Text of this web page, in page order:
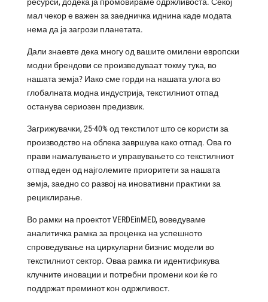
ресурси, додека ја промовираме одржливоста. Секој
мал чекор е важен за заедничка иднина каде модата
нема да ја загрози планетата.
Дали знаевте дека многу од вашите омилени европски
модни брендови се произведуваат токму тука, во
нашата земја? Иако сме горди на нашата улога во
глобалната модна индустрија, текстилниот отпад
останува сериозен предизвик.
Загрижувачки, 25-40% од текстилот што се користи за
производство на облека завршува како отпад. Ова го
прави намалувањето и управувањето со текстилниот
отпад еден од најголемите приоритети за нашата
земја, заедно со развој на иновативни практики за
рециклирање.
Во рамки на проектот VERDEinMED, воведуваме
аналитичка рамка за проценка на успешното
спроведување на циркуларни бизнис модели во
текстилниот сектор. Оваа рамка ги идентификува
клучните иновации и потребни промени кои ќе го
поддржат преминот кон одржливост.